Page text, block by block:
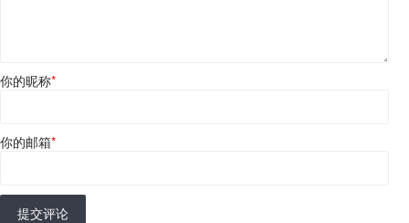
你的昵称*
你的邮箱*
提交评论